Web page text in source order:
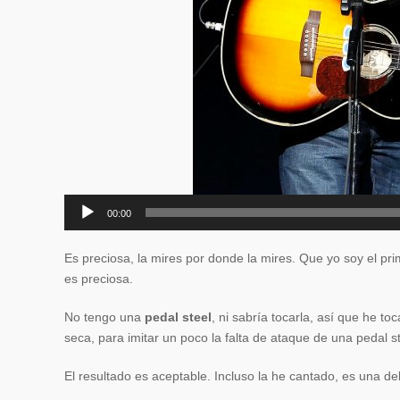
00:00
Es preciosa, la mires por donde la mires. Que yo soy el
es preciosa.
No tengo una pedal steel , ni sabría tocarla, así que he
seca, para imitar un poco la falta de ataque de una pedal
El resultado es aceptable. Incluso la he cantado, es una